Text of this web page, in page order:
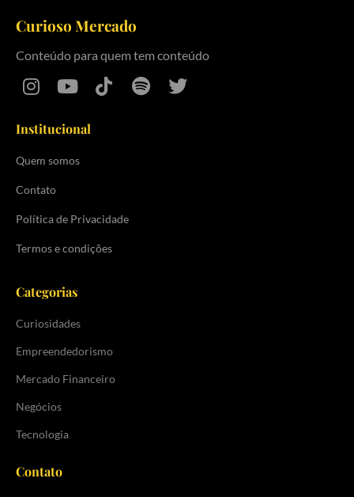
Curioso Mercado
Conteúdo para quem tem conteúdo
Institucional
Quem somos
Contato
Política de Privacidade
Termos e condições
Categorias
Curiosidades
Empreendedorismo
Mercado Financeiro
Negócios
Tecnologia
Contato